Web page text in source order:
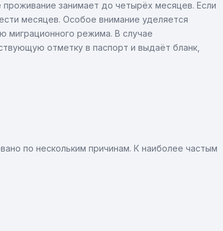
занимает до четырёх месяцев. Если
месяцев. Особое внимание уделяется
миграционного режима. В случае
отметку в паспорт и выдаёт бланк,
по нескольким причинам. К наиболее частым